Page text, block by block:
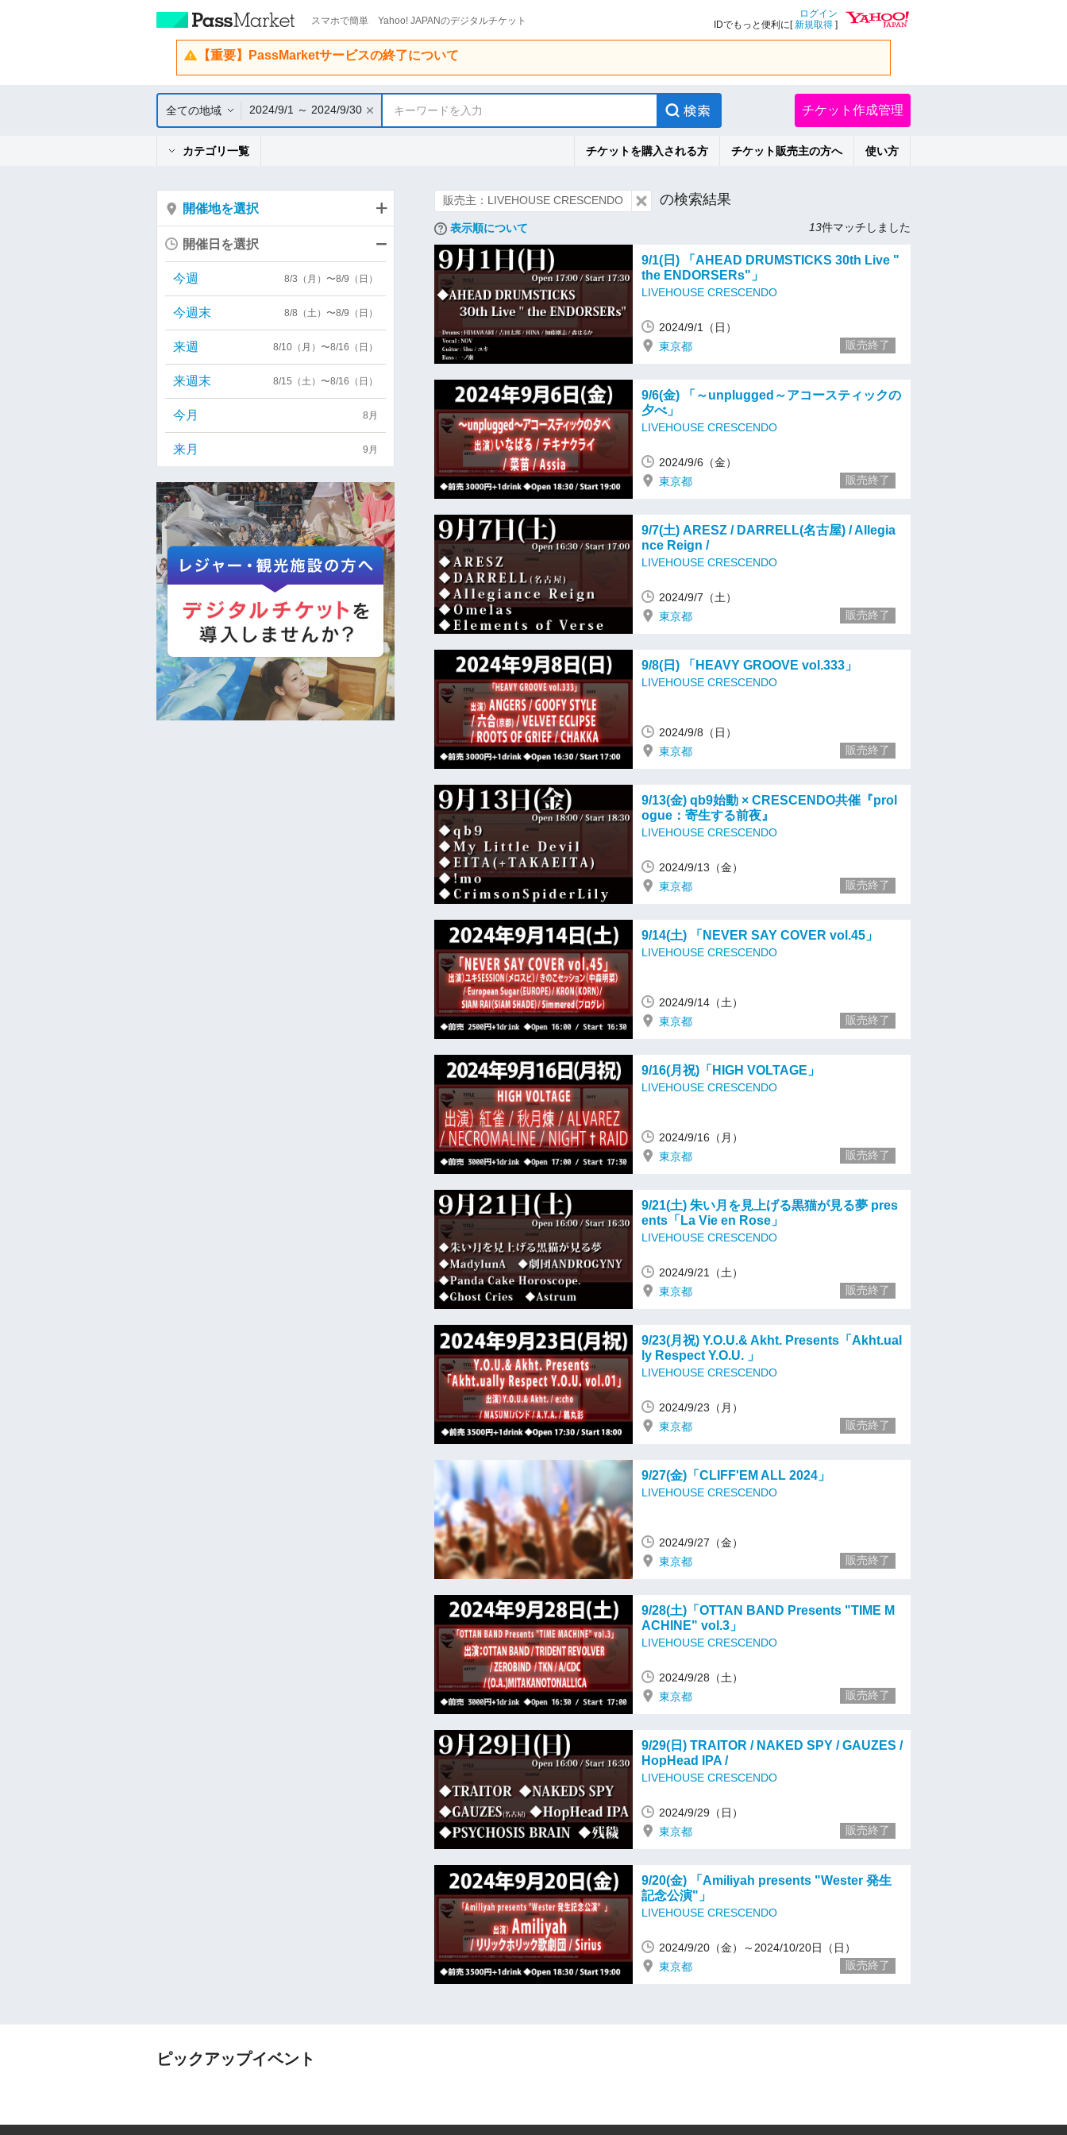
スマホで簡単 Yahoo! JAPANのデジタルチケット
ログイン
IDでもっと便利に[新規取得 ]
【重要】PassMarketサービスの終了について
全ての地域 2024/9/1 ～ 2024/9/30 キーワードを入力 チケット作成管理
カテゴリ一覧 チケットを購入される方 チケット販売主の方へ 使い方
販売主：LIVEHOUSE CRESCENDO の検索結果
表示順について 13件マッチしました
9/1(日) 「AHEAD DRUMSTICKS 30th Live "
the ENDORSERs"」
LIVEHOUSE CRESCENDO
2024/9/1（日）
東京都
販売終了
9/6(金) 「～unplugged～アコースティックの
夕べ」
LIVEHOUSE CRESCENDO
2024/9/6（金）
東京都
販売終了
9/7(土) ARESZ / DARRELL(名古屋) / Allegia
nce Reign /
LIVEHOUSE CRESCENDO
2024/9/7（土）
東京都
販売終了
9/8(日) 「HEAVY GROOVE vol.333」
LIVEHOUSE CRESCENDO
2024/9/8（日）
東京都
販売終了
9/13(金) qb9始動 × CRESCENDO共催『prol
ogue：寄生する前夜』
LIVEHOUSE CRESCENDO
2024/9/13（金）
東京都
販売終了
9/14(土) 「NEVER SAY COVER vol.45」
LIVEHOUSE CRESCENDO
2024/9/14（土）
東京都
販売終了
9/16(月祝)「HIGH VOLTAGE」
LIVEHOUSE CRESCENDO
2024/9/16（月）
東京都
販売終了
9/21(土) 朱い月を見上げる黒猫が見る夢 pres
ents「La Vie en Rose」
LIVEHOUSE CRESCENDO
2024/9/21（土）
東京都
販売終了
9/23(月祝) Y.O.U.& Akht. Presents「Akht.ual
ly Respect Y.O.U. 」
LIVEHOUSE CRESCENDO
2024/9/23（月）
東京都
販売終了
9/27(金)「CLIFF'EM ALL 2024」
LIVEHOUSE CRESCENDO
2024/9/27（金）
東京都
販売終了
9/28(土)「OTTAN BAND Presents "TIME M
ACHINE" vol.3」
LIVEHOUSE CRESCENDO
2024/9/28（土）
東京都
販売終了
9/29(日) TRAITOR / NAKED SPY / GAUZES /
HopHead IPA /
LIVEHOUSE CRESCENDO
2024/9/29（日）
東京都
販売終了
9/20(金) 「Amiliyah presents "Wester 発生
記念公演"」
LIVEHOUSE CRESCENDO
2024/9/20（金）～2024/10/20日（日）
東京都
販売終了
開催地を選択
開催日を選択
今週 8/3（月）〜8/9（日）
今週末 8/8（土）〜8/9（日）
来週 8/10（月）〜8/16（日）
来週末 8/15（土）〜8/16（日）
今月 8月
来月 9月
ピックアップイベント